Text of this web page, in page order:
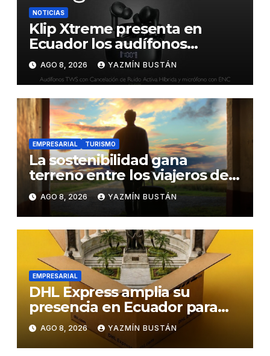
NOTICIAS
Klip Xtreme presenta en
Ecuador los audífonos
DynaBuds con sonido
inteligente y control táctil
AGO 8, 2026 YAZMÍN BUSTÁN
EMPRESARIAL TURISMO
La sostenibilidad gana
terreno entre los viajeros de
negocios
AGO 8, 2026 YAZMÍN BUSTÁN
EMPRESARIAL
DHL Express amplia su
presencia en Ecuador para
responder al crecimiento de
las exportaciones
AGO 8, 2026 YAZMÍN BUSTÁN